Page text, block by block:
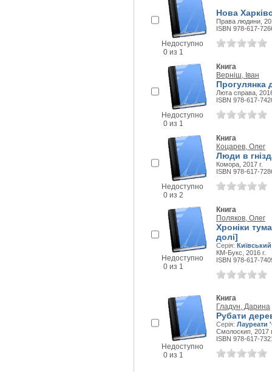
Недоступно
0 из 1
Нова
Права людини,
ISBN 978-617-
Недоступно
0 из 1
Книга
Верніш, Іван
Прогулянка
Люта справа,
ISBN 978-617-
Недоступно
0 из 2
Книга
Коцарев, Олег
Люди в
Комора, 2017 г.
ISBN 978-617-
Недоступно
0 из 1
Книга
Поляков, Олег
Хроніки
долі]
Серія:
КМ-Букс, 2016 г.
ISBN 978-617-
Недоступно
0 из 1
Книга
Гладун, Дарина
Рубати
Серія: Лауреати
Смолоскип, 2017
ISBN 978-617-